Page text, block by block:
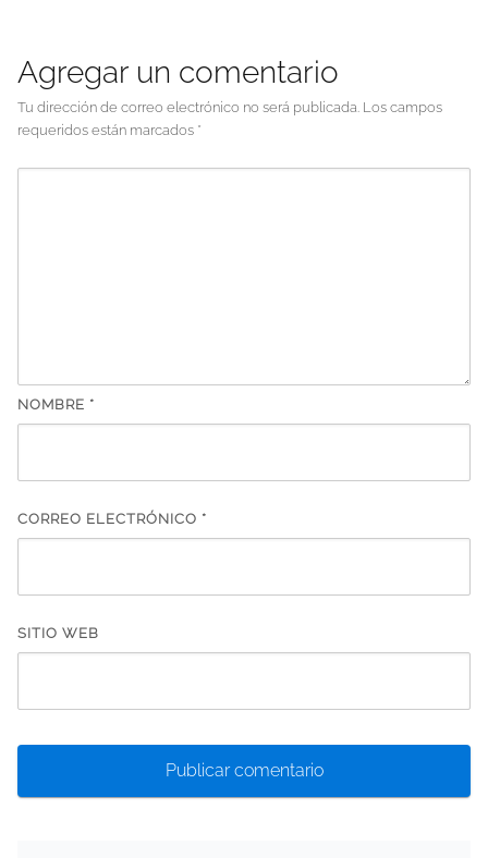
Agregar un comentario
Tu dirección de correo electrónico no será publicada. Los campos
requeridos están marcados *
NOMBRE *
CORREO ELECTRÓNICO *
SITIO WEB